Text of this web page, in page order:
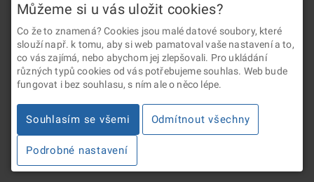
2026 © Digitální a informační agentura • Informace jsou poskytovány
v souladu se zákonem č. 106/1999 Sb., o svobodném přístupu
k informacím.
Můžeme si u vás uložit cookies?
Co že to znamená? Cookies jsou malé datové soubory, které
slouží např. k tomu, aby si web pamatoval vaše nastavení a to,
co vás zajímá, nebo abychom jej zlepšovali. Pro ukládání
různých typů cookies od vás potřebujeme souhlas. Web bude
fungovat i bez souhlasu, s ním ale o něco lépe.
Souhlasím se všemi Odmítnout všechny
Podrobné nastavení